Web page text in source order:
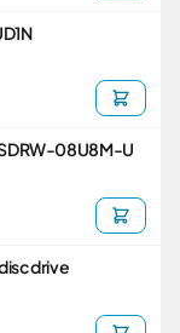
08U8M-U
drive